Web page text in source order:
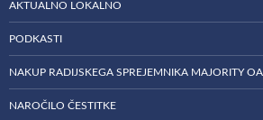
AKTUALNO LOKALNO
PODKASTI
NAKUP RADIJSKEGA SPREJEMNIKA MAJORITY
NAROČILO ČESTITKE